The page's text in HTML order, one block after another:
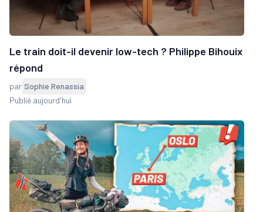
Le train doit-il devenir low-tech ? Philippe Bihouix
répond
par Sophie Renassia
Publié aujourd'hui